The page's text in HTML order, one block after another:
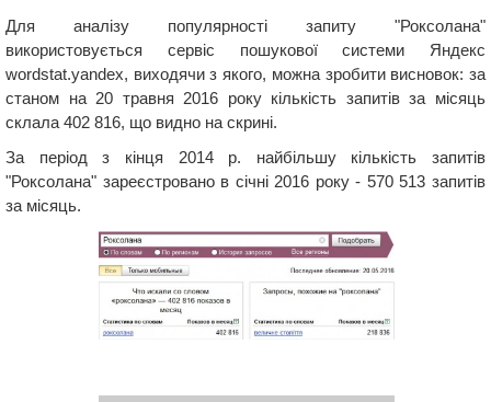
Для аналізу популярності запиту "Роксолана"
використовується сервіс пошукової системи Яндекс
wordstat.yandex, виходячи з якого, можна зробити висновок: за
станом на 20 травня 2016 року кількість запитів за місяць
склала 402 816, що видно на скрині.
За період з кінця 2014 р. найбільшу кількість запитів
"Роксолана" зареєстровано в січні 2016 року - 570 513 запитів
за місяць.